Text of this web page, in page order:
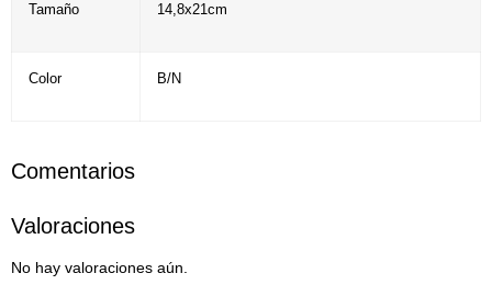
Tamaño 14,8x21cm
Color B/N
Comentarios
Valoraciones
No hay valoraciones aún.